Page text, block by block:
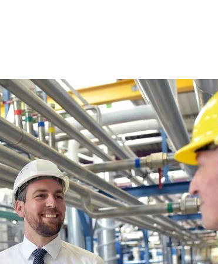
project consulting
consulting
consulting
us
us